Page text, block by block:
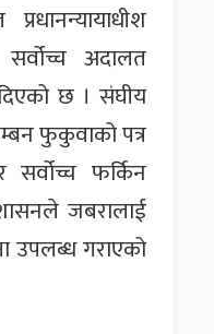
अदालत
छ । संघीय
फुकुवाको पत्र
फर्किन
जबरालाई
उपलब्ध गराएको